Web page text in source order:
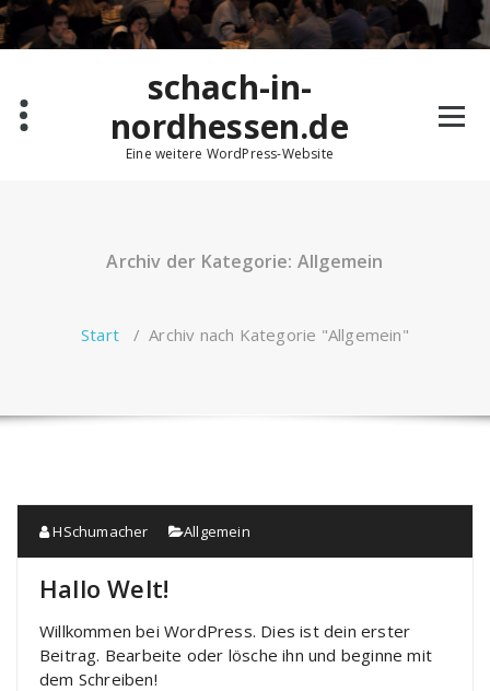
Zum
Inhalt
springen
schach-in-
nordhessen.de
Eine weitere WordPress-Website
Archiv der Kategorie: Allgemein
Start /Archiv nach Kategorie "Allgemein"
HSchumacher Allgemein
Hallo Welt!
Willkommen bei WordPress. Dies ist dein erster
Beitrag. Bearbeite oder lösche ihn und beginne mit
dem Schreiben!